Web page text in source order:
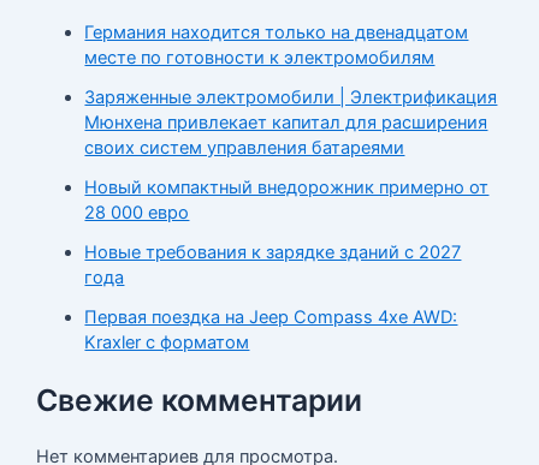
Германия находится только на двенадцатом
месте по готовности к электромобилям
Заряженные электромобили | Электрификация
Мюнхена привлекает капитал для расширения
своих систем управления батареями
Новый компактный внедорожник примерно от
28 000 евро
Новые требования к зарядке зданий с 2027
года
Первая поездка на Jeep Compass 4xe AWD:
Kraxler с форматом
Свежие комментарии
Нет комментариев для просмотра.